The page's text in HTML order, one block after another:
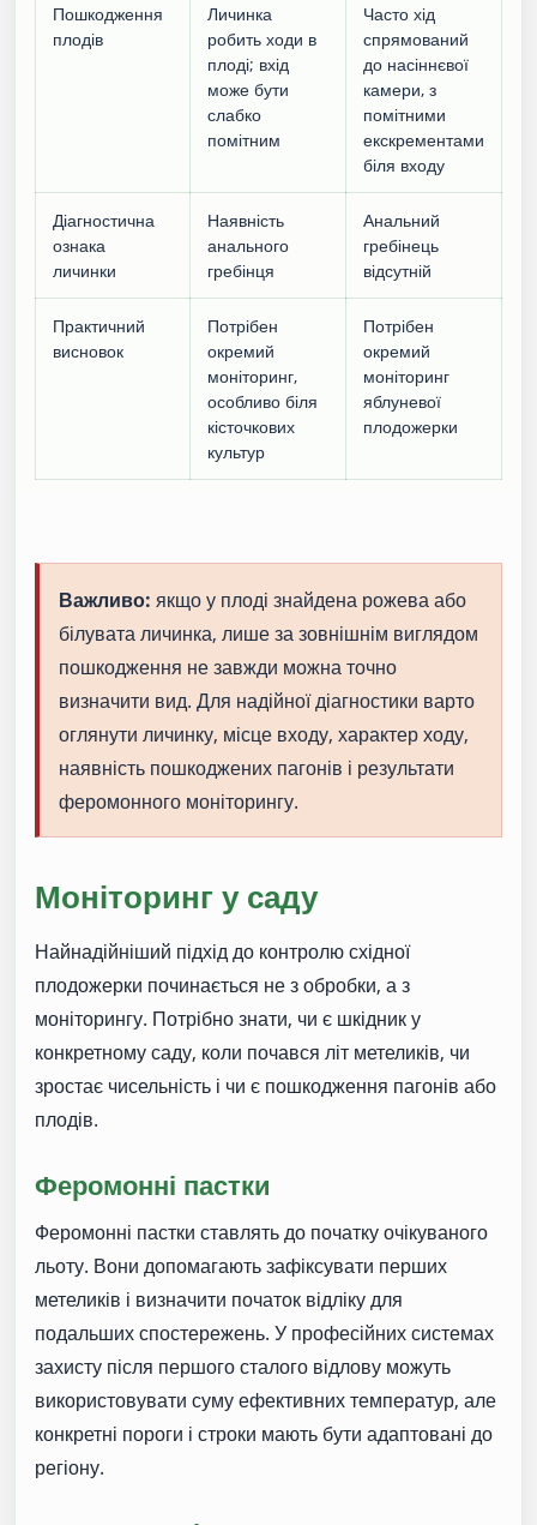
Пошкодження
плодів
Личинка
робить ходи в
плоді; вхід
може бути
слабко
помітним
Часто хід
спрямований
до насіннєвої
камери, з
помітними
екскрементами
біля входу
Діагностична
ознака
личинки
Наявність
анального
гребінця
Анальний
гребінець
відсутній
Практичний
висновок
Потрібен
окремий
моніторинг,
особливо біля
кісточкових
культур
Потрібен
окремий
моніторинг
яблуневої
плодожерки
Важливо: якщо у плоді знайдена рожева або
білувата личинка, лише за зовнішнім виглядом
пошкодження не завжди можна точно
визначити вид. Для надійної діагностики варто
оглянути личинку, місце входу, характер ходу,
наявність пошкоджених пагонів і результати
феромонного моніторингу.
Моніторинг у саду
Найнадійніший підхід до контролю східної
плодожерки починається не з обробки, а з
моніторингу. Потрібно знати, чи є шкідник у
конкретному саду, коли почався літ метеликів, чи
зростає чисельність і чи є пошкодження пагонів або
плодів.
Феромонні пастки
Феромонні пастки ставлять до початку очікуваного
льоту. Вони допомагають зафіксувати перших
метеликів і визначити початок відліку для
подальших спостережень. У професійних системах
захисту після першого сталого відлову можуть
використовувати суму ефективних температур, але
конкретні пороги і строки мають бути адаптовані до
регіону.